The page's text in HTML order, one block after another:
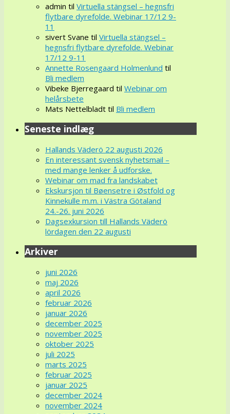
admin til Virtuella stängsel – hegnsfri
flytbare dyrefolde. Webinar 17/12 9-
11
sivert Svane til Virtuella stängsel –
hegnsfri flytbare dyrefolde. Webinar
17/12 9-11
Annette Rosengaard Holmenlund til
Bli medlem
Vibeke Bjerregaard til Webinar om
helårsbete
Mats Nettelbladt til Bli medlem
Seneste indlæg
Hallands Väderö 22 augusti 2026
En interessant svensk nyhetsmail –
med mange lenker å udforske.
Webinar om mad fra landskabet
Ekskursjon til Bøensetre i Østfold og
Kinnekulle m.m. i Västra Götaland
24.-26. juni 2026
Dagsexkursion till Hallands Väderö
lördagen den 22 augusti
Arkiver
juni 2026
maj 2026
april 2026
februar 2026
januar 2026
december 2025
november 2025
oktober 2025
juli 2025
marts 2025
februar 2025
januar 2025
december 2024
november 2024